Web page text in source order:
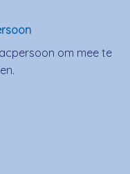
om mee te